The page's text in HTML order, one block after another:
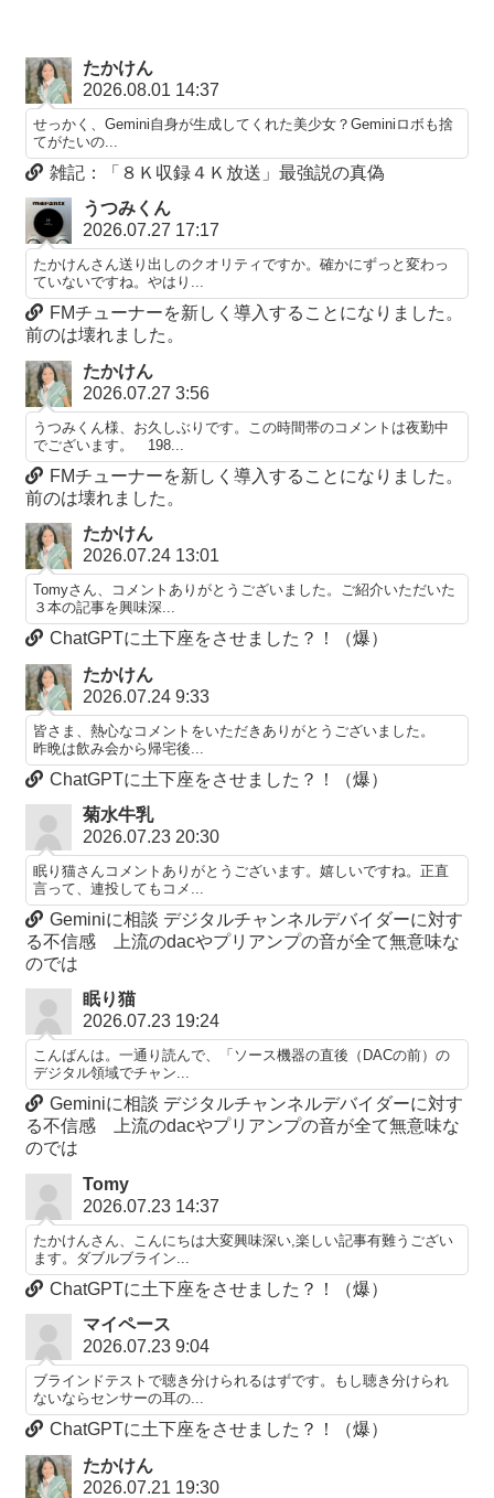
たかけん
2026.08.01 14:37
せっかく、Gemini自身が生成してくれた美少女？Geminiロボも捨
てがたいの...
雑記：「８Ｋ収録４Ｋ放送」最強説の真偽
うつみくん
2026.07.27 17:17
たかけんさん送り出しのクオリティですか。確かにずっと変わっ
ていないですね。やはり...
FMチューナーを新しく導入することになりました。
前のは壊れました。
たかけん
2026.07.27 3:56
うつみくん様、お久しぶりです。この時間帯のコメントは夜勤中
でございます。 198...
FMチューナーを新しく導入することになりました。
前のは壊れました。
たかけん
2026.07.24 13:01
Tomyさん、コメントありがとうございました。ご紹介いただいた
３本の記事を興味深...
ChatGPTに土下座をさせました？！（爆）
たかけん
2026.07.24 9:33
皆さま、熱心なコメントをいただきありがとうございました。
昨晩は飲み会から帰宅後...
ChatGPTに土下座をさせました？！（爆）
菊水牛乳
2026.07.23 20:30
眠り猫さんコメントありがとうございます。嬉しいですね。正直
言って、連投してもコメ...
Geminiに相談 デジタルチャンネルデバイダーに対す
る不信感 上流のdacやプリアンプの音が全て無意味な
のでは
眠り猫
2026.07.23 19:24
こんばんは。一通り読んで、「ソース機器の直後（DACの前）の
デジタル領域でチャン...
Geminiに相談 デジタルチャンネルデバイダーに対す
る不信感 上流のdacやプリアンプの音が全て無意味な
のでは
Tomy
2026.07.23 14:37
たかけんさん、こんにちは大変興味深い,楽しい記事有難うござい
ます。ダブルブライン...
ChatGPTに土下座をさせました？！（爆）
マイペース
2026.07.23 9:04
ブラインドテストで聴き分けられるはずです。もし聴き分けられ
ないならセンサーの耳の...
ChatGPTに土下座をさせました？！（爆）
たかけん
2026.07.21 19:30